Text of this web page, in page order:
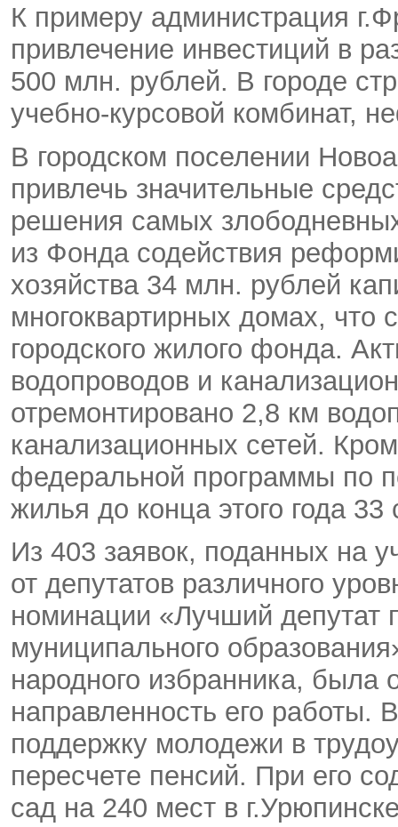
К примеру администрация
привлечение инвестиций в
500 млн. рублей. В городе
учебно-курсовой комбинат,
В городском поселении
привлечь значительные
решения самых
из Фонда содействия
хозяйства 34 млн. рублей
многоквартирных домах, что
городского жилого фонда.
водопроводов и
отремонтировано 2,8 км
канализационных сетей.
федеральной программы по
жилья до конца этого года
Из 403 заявок, поданных на
от депутатов различного
номинации «Лучший депутат
муниципального
народного избранника, была
направленность его работы.
поддержку молодежи в
пересчете пенсий. При его
сад на 240 мест в